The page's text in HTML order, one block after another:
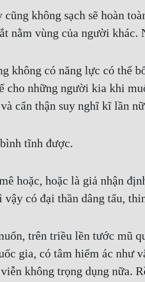
không sạch sẽ hoàn
nằm vùng của người khác.
không có năng lực có thể
cho những người kia khi
cẩn thận suy nghĩ kĩ lần
tĩnh được.
hoặc, hoặc là giả nhận
có đại thần dâng tấu,
trên triều lền tước mũ
gia, có tâm hiểm ác như
không trọng dụng nữa.